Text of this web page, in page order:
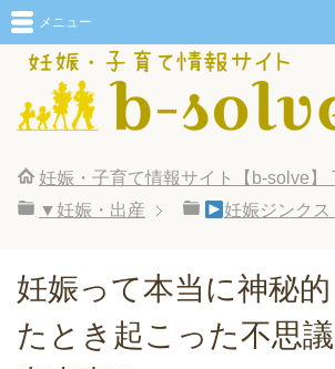
メニュー
妊娠・子育て情報サイト【b-solve】
▼妊娠・出産
妊娠ジンクス
妊娠って本当に神秘
たとき起こった不思